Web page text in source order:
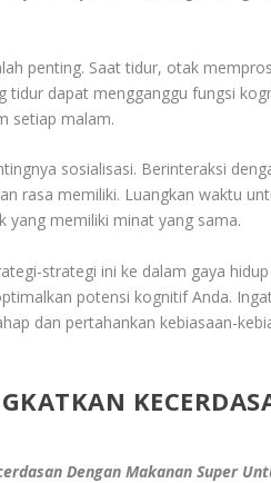
penting. Saat tidur, otak
tidur dapat mengganggu fungsi
setiap malam.
sosialisasi. Berinteraksi
rasa memiliki. Luangkan waktu
yang memiliki minat yang sama.
strategi ini ke dalam gaya
potensi kognitif Anda.
dan pertahankan kebiasaan-
Dengan Makanan Super